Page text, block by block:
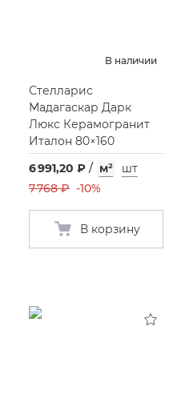
В наличии
Стелларис
Мадагаскар Дарк
Люкс Керамогранит
Италон 80×160
6 991,20 ₽ / м²
шт
7 768 ₽ -10%
В корзину